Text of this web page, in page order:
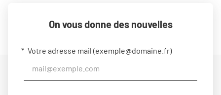
On vous donne des nouvelles
Votre adresse mail (exemple@domaine.fr)